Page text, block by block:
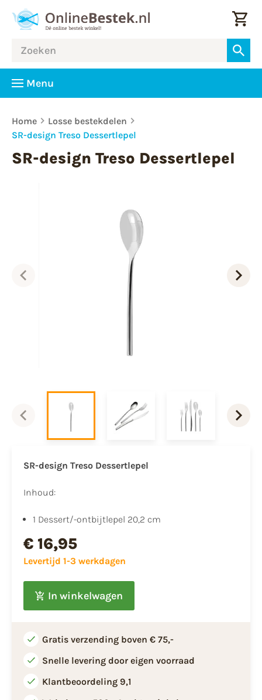
Menu
Home
Losse bestekdelen
SR-design Treso Dessertlepel
SR-design Treso Dessertlepel
SR-design Treso Dessertlepel
Inhoud:
1 Dessert/-ontbijtlepel 20,2 cm
€ 16,95
Levertijd 1-3 werkdagen
In winkelwagen
Gratis verzending boven € 75,-
Snelle levering door eigen voorraad
Klantbeoordeling 9,1